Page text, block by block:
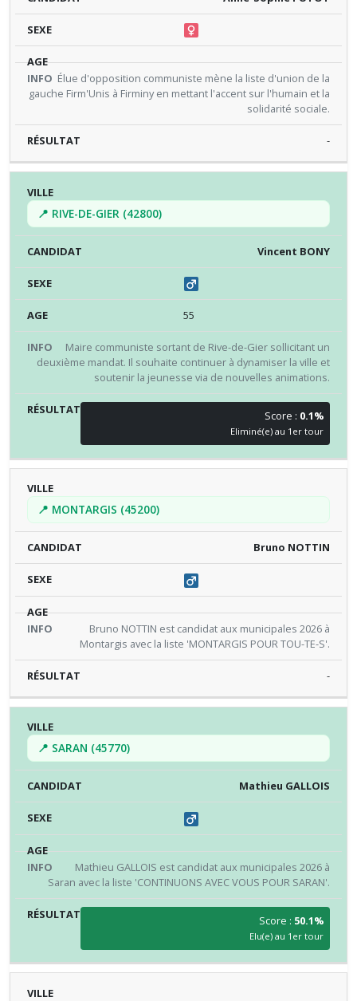
Élue d'opposition communiste mène la liste d'union de la
gauche Firm'Unis à Firminy en mettant l'accent sur l'humain et la
solidarité sociale.
-
📍 RIVE-DE-GIER (42800)
Vincent BONY
55
Maire communiste sortant de Rive-de-Gier sollicitant un
deuxième mandat. Il souhaite continuer à dynamiser la ville et
soutenir la jeunesse via de nouvelles animations.
Score : 0.1%
Eliminé(e) au 1er tour
📍 MONTARGIS (45200)
Bruno NOTTIN
Bruno NOTTIN est candidat aux municipales 2026 à
Montargis avec la liste 'MONTARGIS POUR TOU-TE-S'.
-
📍 SARAN (45770)
Mathieu GALLOIS
Mathieu GALLOIS est candidat aux municipales 2026 à
Saran avec la liste 'CONTINUONS AVEC VOUS POUR SARAN'.
Score : 50.1%
Elu(e) au 1er tour